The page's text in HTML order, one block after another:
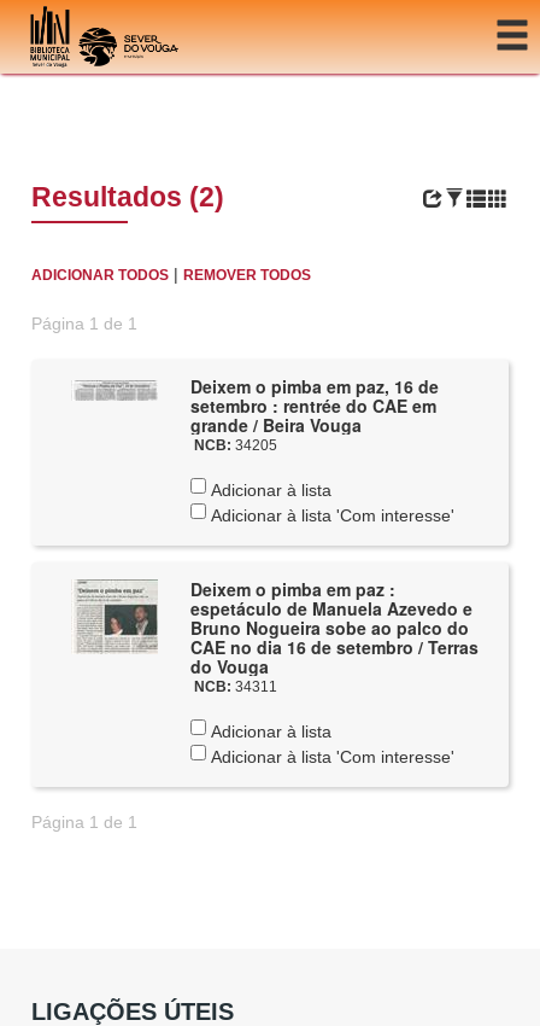
Ir para o conteúdo
Resultados (2)
ADICIONAR TODOS |REMOVER TODOS
Página 1 de 1
Deixem o pimba em paz, 16 de
setembro : rentrée do CAE em
grande / Beira Vouga
NCB: 34205
Adicionar à lista
Adicionar à lista 'Com interesse'
Deixem o pimba em paz :
espetáculo de Manuela Azevedo e
Bruno Nogueira sobe ao palco do
CAE no dia 16 de setembro / Terras
do Vouga
NCB: 34311
Adicionar à lista
Adicionar à lista 'Com interesse'
Página 1 de 1
LIGAÇÕES ÚTEIS